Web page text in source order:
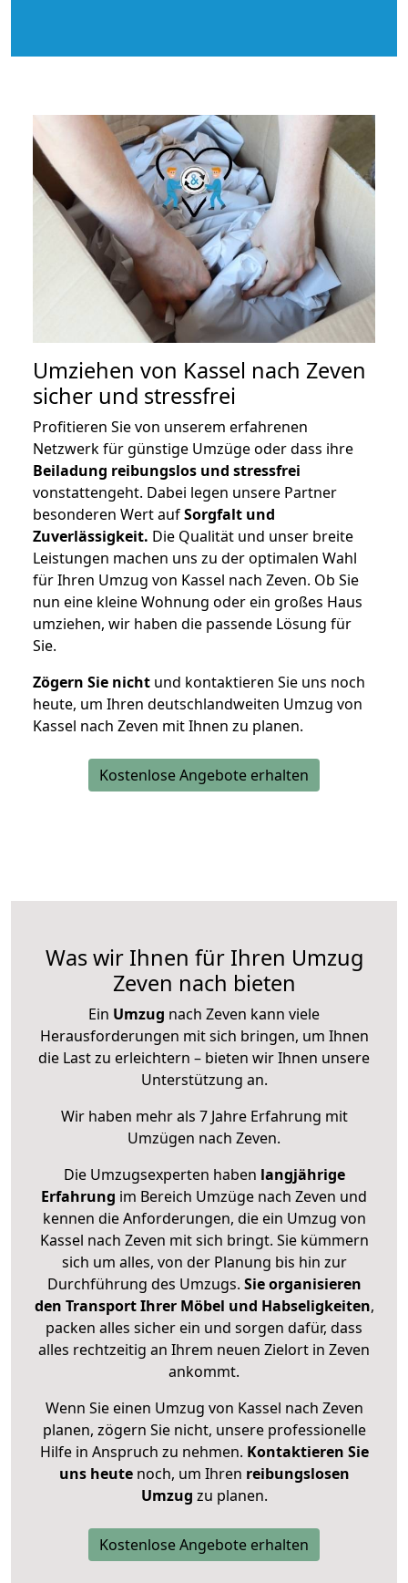
Umziehen von Kassel nach Zeven
sicher und stressfrei
Profitieren Sie von unserem erfahrenen
Netzwerk für günstige Umzüge oder dass ihre
Beiladung reibungslos und stressfrei
vonstattengeht. Dabei legen unsere Partner
besonderen Wert aufSorgfalt und
Zuverlässigkeit. Die Qualität und unser breite
Leistungen machen uns zu der optimalen Wahl
für Ihren Umzug von Kassel nach Zeven. Ob Sie
nun eine kleine Wohnung oder ein großes Haus
umziehen, wir haben die passende Lösung für
Sie.
Zögern Sie nicht und kontaktieren Sie uns noch
heute, um Ihren deutschlandweiten Umzug von
Kassel nach Zeven mit Ihnen zu planen.
Kostenlose Angebote erhalten
Was wir Ihnen für Ihren Umzug
Zeven nach bieten
Ein Umzug nach Zeven kann viele
Herausforderungen mit sich bringen, um Ihnen
die Last zu erleichtern – bieten wir Ihnen unsere
Unterstützung an.
Wir haben mehr als 7 Jahre Erfahrung mit
Umzügen nach Zeven.
Die Umzugsexperten haben langjährige
Erfahrung im Bereich Umzüge nach Zeven und
kennen die Anforderungen, die ein Umzug von
Kassel nach Zeven mit sich bringt. Sie kümmern
sich um alles, von der Planung bis hin zur
Durchführung des Umzugs. Sie organisieren
den Transport Ihrer Möbel und Habseligkeiten,
packen alles sicher ein und sorgen dafür, dass
alles rechtzeitig an Ihrem neuen Zielort in Zeven
ankommt.
Wenn Sie einen Umzug von Kassel nach Zeven
planen, zögern Sie nicht, unsere professionelle
Hilfe in Anspruch zu nehmen. Kontaktieren Sie
uns heutenoch, um Ihren reibungslosen
Umzug zu planen.
Kostenlose Angebote erhalten